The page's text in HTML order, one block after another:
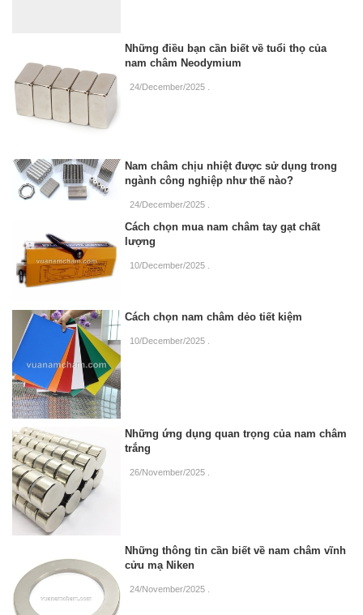
Những điều bạn cần biết về tuổi thọ của
nam châm Neodymium
24/December/2025 .
Nam châm chịu nhiệt được sử dụng trong
ngành công nghiệp như thế nào?
24/December/2025
Cách chọn mua nam châm tay gạt chất
lượng
10/December/2025
Cách chọn nam châm dẻo tiết kiệm
10/December/2025
Những ứng dụng quan trọng của nam châm
trắng
26/November/2025
Những thông tin cần biết về nam châm vĩnh
cửu mạ Niken
24/November/2025